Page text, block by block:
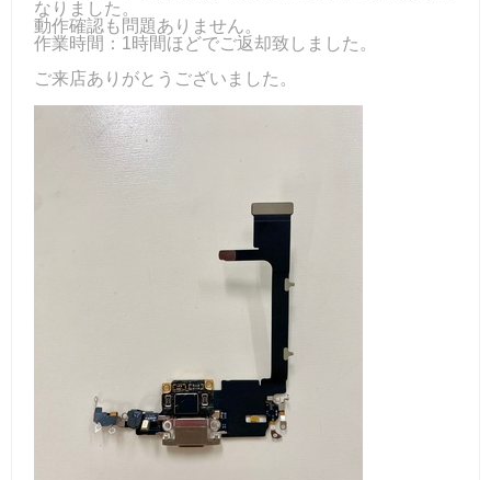
なりました。
動作確認も問題ありません。
作業時間：1時間ほどでご返却致しました。
ご来店ありがとうございました。